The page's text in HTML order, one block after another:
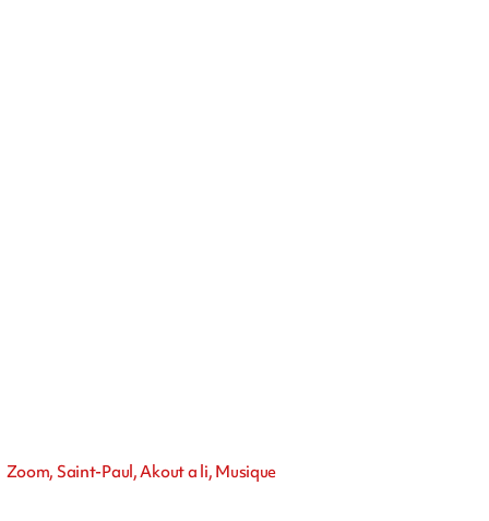
Zoom, Saint-Paul, Akout a li, Musique